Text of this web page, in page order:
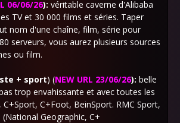
06/06/26): véritable caverne d'Alibaba
TV et 30 000 films et séries. Taper
nom d'une chaîne, film, série pour
serveurs, vous aurez plusieurs sources
ou film.
+ sport) (NEW URL 23/06/26): belle
trop envahissante et avec toutes les
C+Foot, BeinSport. RMC Sport,
Geographic, C+